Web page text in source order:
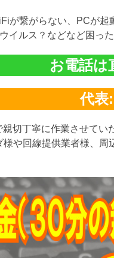
が繋がらない、PCが
イルス？などなど困っ
お電話は
代表
親切丁寧に作業させてい
や回線提供業者様、